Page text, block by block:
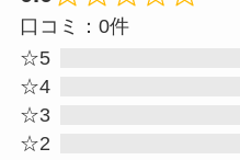
Rated
口コミ：0件
☆5
☆4
☆3
☆2